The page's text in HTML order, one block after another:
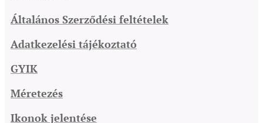
Általános Szerződési feltételek
Adatkezelési tájékoztató
GYIK
Méretezés
Ikonok jelentése